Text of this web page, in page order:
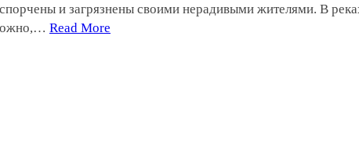
и загрязнены своими нерадивыми жителями. В
Read More